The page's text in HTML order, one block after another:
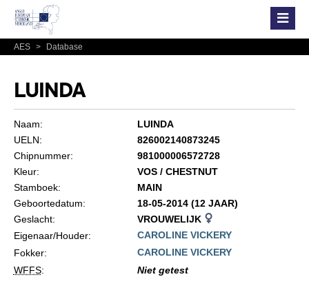
AES > Database
LUINDA
Naam:
LUINDA
UELN:
826002140873245
Chipnummer:
981000006572728
Kleur:
VOS / CHESTNUT
Stamboek:
MAIN
Geboortedatum:
18-05-2014 (12 JAAR)
Geslacht:
VROUWELIJK
Eigenaar/Houder:
CAROLINE VICKERY
Fokker:
CAROLINE VICKERY
WFFS: Niet getest